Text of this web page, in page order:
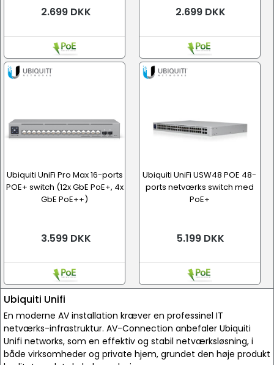
2.699 DKK 2.699 DKK
Ubiquiti UniFi Pro Max 16-ports
POE+ switch (12x GbE PoE+, 4x
GbE PoE++)
3.599 DKK
Ubiquiti UniFi USW48 POE 48-
ports netværks switch med
PoE+
5.199 DKK
Ubiquiti Unifi
En moderne AV installation kræver en professinel IT
netværks-infrastruktur. AV-Connection anbefaler Ubiquiti
Unifi networks, som en effektiv og stabil netværksløsning, i
både virksomheder og private hjem, grundet den høje produkt